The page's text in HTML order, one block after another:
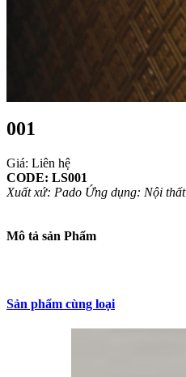
001
Giá: Liên hệ
CODE: LS001
Xuất xứ: Pado Ứng dụng: Nội thất
Mô tả sản Phẩm
Sản phẩm cùng loại